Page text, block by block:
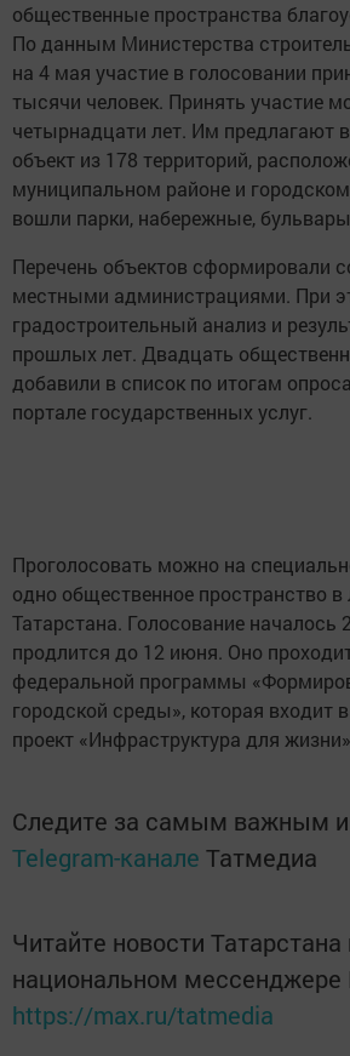
общественные пространства
По данным Министерства
на 4 мая участие в голосовании
тысячи человек. Принять участие
четырнадцати лет. Им предлагают
объект из 178 территорий,
муниципальном районе и
вошли парки, набережные,
Перечень объектов сформировали
местными администрациями. При
градостроительный анализ и
прошлых лет. Двадцать
добавили в список по итогам
портале государственных услуг.
Проголосовать можно на
одно общественное пространство
Татарстана. Голосование началось
продлится до 12 июня. Оно
федеральной программы
городской среды», которая входит
проект «Инфраструктура для
Следите за самым важным
Telegram-канале Татмедиа
Читайте новости Татарстана
национальном мессенджере
https://max.ru/tatmedia